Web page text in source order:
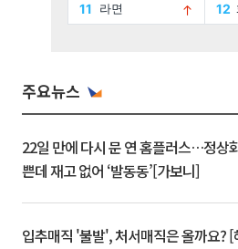
주요뉴스
22일 만에 다시 문 연 홈플러스…정상
쁜데 재고 없어 ‘발동동’[가보니]
입추매직 '불발', 처서매직은 올까요? [